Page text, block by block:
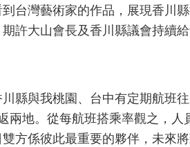
台灣藝術家的作品，展現香川
許大山會長及香川縣議會持續給
縣與我桃園、台中有定期航班
兩地。從每航班搭乘率觀之，
方係彼此最重要的夥伴，未來